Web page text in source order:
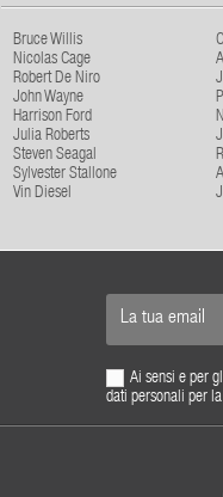
Bruce Willis
Nicolas Cage
Robert De Niro
John Wayne
Harrison Ford
Julia Roberts
Steven Seagal
Sylvester Stallone
Vin Diesel
Ai sensi e per
dati personali per